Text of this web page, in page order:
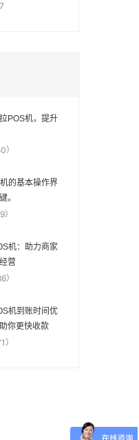
POS机，提升
）
的基本操作界
。
机：助力商家
营
）
机到账时间优
你更快收款